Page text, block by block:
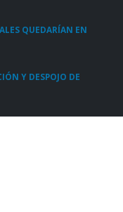
QUEDARÍAN EN
Y DESPOJO DE